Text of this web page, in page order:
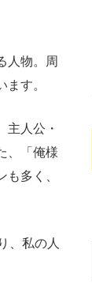
人物。周
す。
人公・
、「俺様
多く、
、私の人